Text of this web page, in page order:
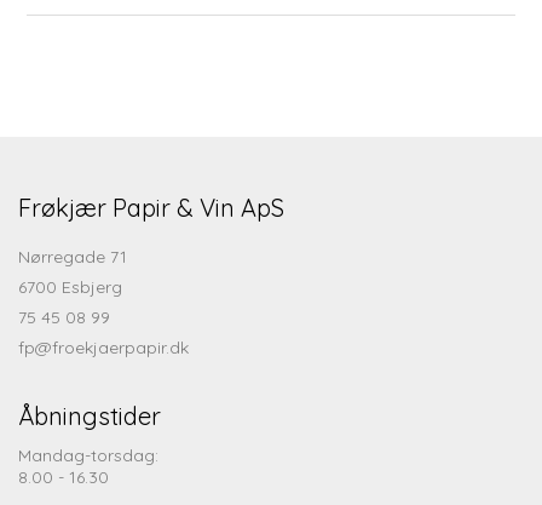
Frøkjær Papir & Vin ApS
Nørregade 71
6700 Esbjerg
75 45 08 99
fp@froekjaerpapir.dk
Åbningstider
Mandag-torsdag:
8.00 - 16.30